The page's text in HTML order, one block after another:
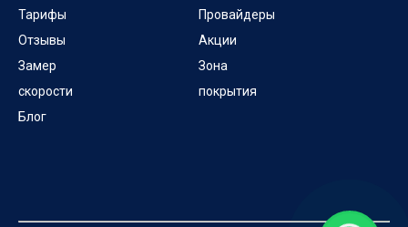
Тарифы
Отзывы
Замер
скорости
Блог
Провайдеры
Акции
Зона
покрытия